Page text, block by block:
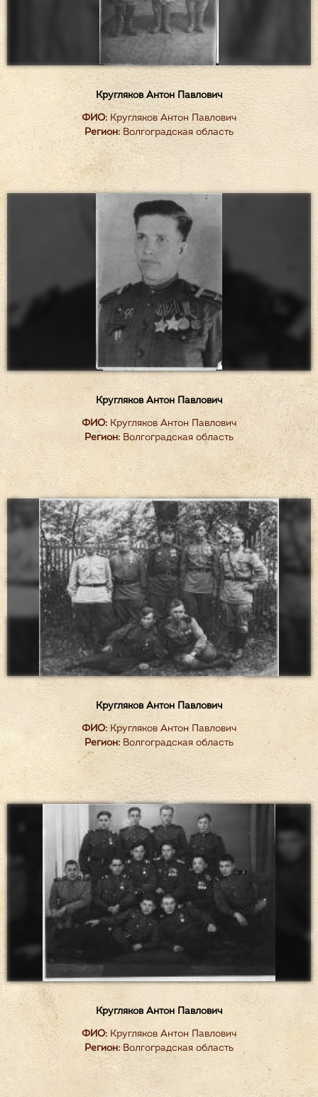
Кругляков Антон Павлович
ФИО:Кругляков Антон Павлович
Регион:Волгоградская область
Кругляков Антон Павлович
ФИО: Кругляков Антон Павлович
Регион: Волгоградская область
Кругляков Антон Павлович
ФИО: Кругляков Антон Павлович
Регион: Волгоградская область
Кругляков Антон Павлович
ФИО: Кругляков Антон Павлович
Регион:Волгоградская область